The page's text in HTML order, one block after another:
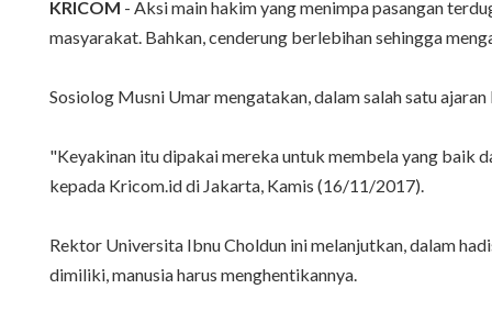
KRICOM - Aksi main hakim yang menimpa pasangan
masyarakat. Bahkan, cenderung berlebihan sehingga
Sosiolog Musni Umar mengatakan, dalam salah satu
"Keyakinan itu dipakai mereka untuk membela yang baik
kepada Kricom.id di Jakarta, Kamis (16/11/2017).
Rektor Universita Ibnu Choldun ini melanjutkan, dalam
dimiliki, manusia harus menghentikannya.